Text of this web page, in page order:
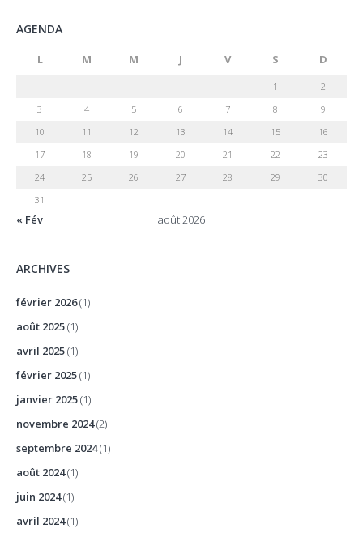
AGENDA
août 2026
L M M J V S D
1
2
3
4 5 6 7 8
9
10
11 12 13 14 15
16
17
18 19 20 21 22
23
24
25 26 27 28 29
30
31
« Fév
ARCHIVES
février 2026(1)
août 2025(1)
avril 2025(1)
février 2025(1)
janvier 2025(1)
novembre 2024(2)
septembre 2024(1)
août 2024(1)
juin 2024(1)
avril 2024(1)